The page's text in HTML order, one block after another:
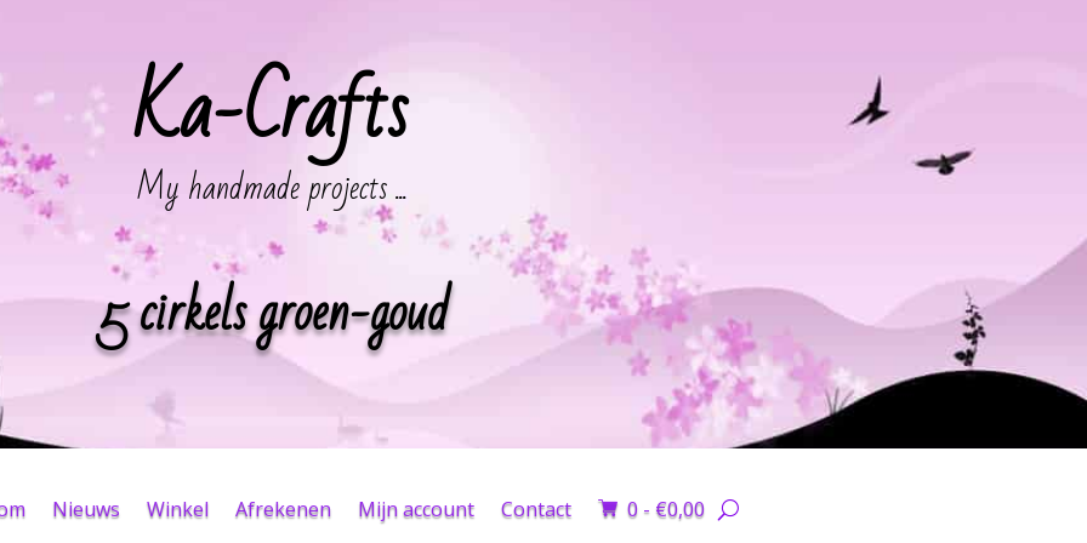
Ka-Crafts
My handmade projects ...
5 cirkels groen-goud
Nieuws Winkel Afrekenen Mijn account Contact 0 - €0,00